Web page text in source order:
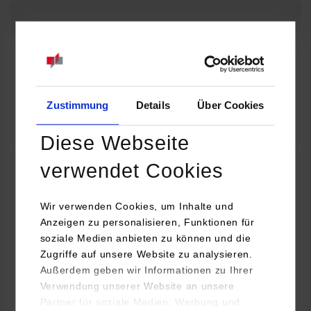
Zustimmung Details Über Cookies
Diese Webseite
verwendet Cookies
Wir verwenden Cookies, um Inhalte und
Anzeigen zu personalisieren, Funktionen für
soziale Medien anbieten zu können und die
Zugriffe auf unsere Website zu analysieren.
Außerdem geben wir Informationen zu Ihrer
Verwendung unserer Website an unsere
Partner für soziale Medien, Werbung und
Baue dir deine eigene Lichtorgel! Wie wird aus einer Idee ein
funktionierendes technisches Projekt? Entdecke die Welt der
Zum Event
32. Horber Sommerferienprogramm für Kinder
und Jugendliche: Mit Lego Education die Welt
der Autos entdecken
08.09.2026 - 08.09.2026
Hast du Lust, dein eigenes Auto zu bauen und zum Fahren zu